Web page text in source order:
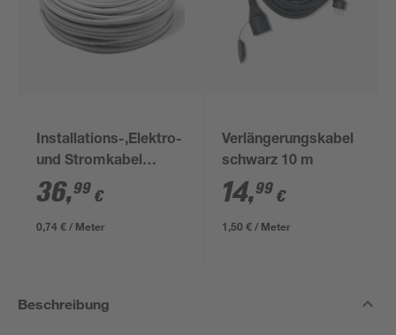
Installations-,Elektro-
und Stromkabel
NYM-J 3x1,5mm² 50
m
36,99 €
0,74 € / Meter
Verlängerungskabel
schwarz 10 m
14,99 €
1,50 € / Meter
Beschreibung